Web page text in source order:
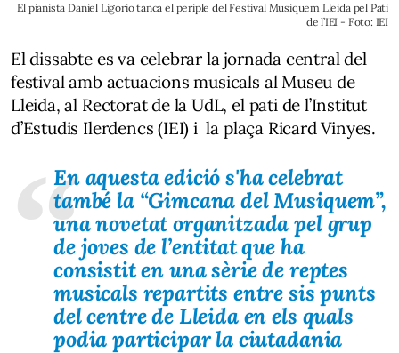
El pianista Daniel Ligorio tanca el periple del Festival Musiquem Lleida pel Pati
de l’IEI - Foto: IEI
El dissabte es va celebrar la jornada central del
festival amb actuacions musicals al Museu de
Lleida, al Rectorat de la UdL, el pati de l’Institut
d’Estudis Ilerdencs (IEI) i la plaça Ricard Vinyes.
En aquesta edició s'ha celebrat
també la “Gimcana del Musiquem”,
una novetat organitzada pel grup
de joves de l’entitat que ha
consistit en una sèrie de reptes
musicals repartits entre sis punts
del centre de Lleida en els quals
podia participar la ciutadania